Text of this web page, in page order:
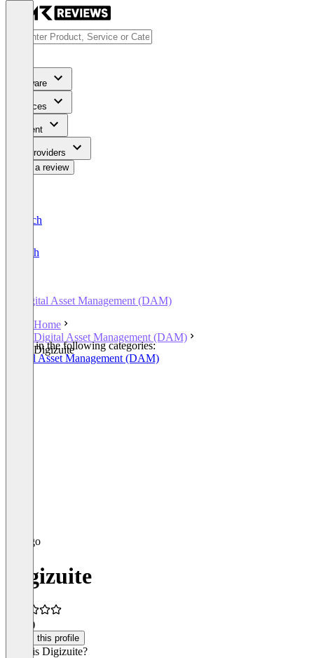
Software
Services
Content
For Providers
Write a review
Deutsch
English
Digital Asset Management (DAM)
Home
Digital Asset Management (DAM)
Digizuite
Listed in the following categories:
Digital Asset Management (DAM)
Digizuite
(4)
Claim this profile
What is Digizuite?